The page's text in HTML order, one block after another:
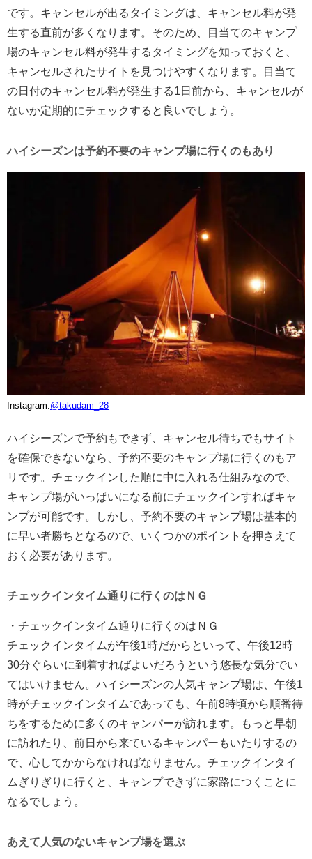
です。キャンセルが出るタイミングは、キャンセル料が発
生する直前が多くなります。そのため、目当てのキャンプ
場のキャンセル料が発生するタイミングを知っておくと、
キャンセルされたサイトを見つけやすくなります。目当て
の日付のキャンセル料が発生する1日前から、キャンセルが
ないか定期的にチェックすると良いでしょう。
ハイシーズンは予約不要のキャンプ場に行くのもあり
Instagram:@takudam_28
ハイシーズンで予約もできず、キャンセル待ちでもサイト
を確保できないなら、予約不要のキャンプ場に行くのもア
リです。チェックインした順に中に入れる仕組みなので、
キャンプ場がいっぱいになる前にチェックインすればキャ
ンプが可能です。しかし、予約不要のキャンプ場は基本的
に早い者勝ちとなるので、いくつかのポイントを押さえて
おく必要があります。
チェックインタイム通りに行くのはＮＧ
・チェックインタイム通りに行くのはＮＧ
チェックインタイムが午後1時だからといって、午後12時
30分ぐらいに到着すればよいだろうという悠長な気分でい
てはいけません。ハイシーズンの人気キャンプ場は、午後1
時がチェックインタイムであっても、午前8時頃から順番待
ちをするために多くのキャンパーが訪れます。もっと早朝
に訪れたり、前日から来ているキャンパーもいたりするの
で、心してかからなければなりません。チェックインタイ
ムぎりぎりに行くと、キャンプできずに家路につくことに
なるでしょう。
あえて人気のないキャンプ場を選ぶ